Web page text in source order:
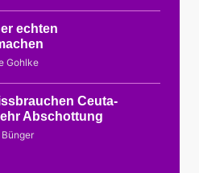
echten
Gohlke
Ceuta-
Abschottung